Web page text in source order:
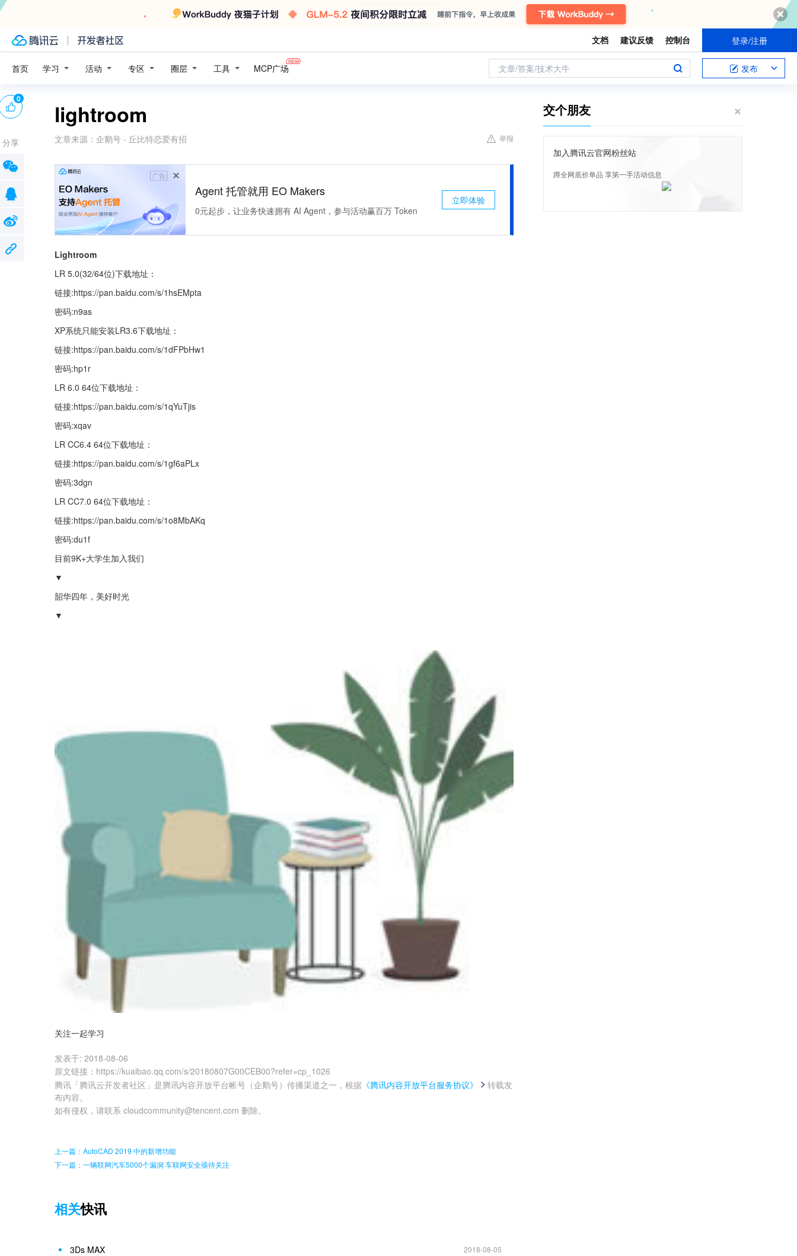
文档 建议反馈 控制台 登录/注册
首页 学习 活动 专区 圈层 工具 MCP广场 文章/答案/技术大牛 发布
lightroom
文章来源： 企鹅号 - 丘比特恋爱有招 举报
广告
Agent 托管就用 EO Makers
0元起步，让业务快速拥有 AI Agent，参与活动赢百万 Token
立即体验
Lightroom
LR 5.0(32/64位)下载地址：
链接:https://pan.baidu.com/s/1hsEMpta
密码:n9as
XP系统只能安装LR3.6下载地址：
链接:https://pan.baidu.com/s/1dFPbHw1
密码:hp1r
LR 6.0 64位下载地址：
链接:https://pan.baidu.com/s/1qYuTjis
密码:xqav
LR CC6.4 64位下载地址：
链接:https://pan.baidu.com/s/1gf6aPLx
密码:3dgn
LR CC7.0 64位下载地址：
链接:https://pan.baidu.com/s/1o8MbAKq
密码:du1f
目前9K+大学生加入我们
▼
韶华四年，美好时光
▼
关注一起学习
发表于: 2018-08-06
原文链接 ： https://kuaibao.qq.com/s/20180807G00CEB00?refer=cp_1026
腾讯「腾讯云开发者社区」是腾讯内容开放平台帐号（企鹅号）传播渠道之一，根据 《腾讯内容开放平台服务协议》
转载发
布内容。
如有侵权，请联系 cloudcommunity@tencent.com 删除。
0
分享
上一篇：AutoCAD 2019 中的新增功能
下一篇：一辆联网汽车5000个漏洞 车联网安全亟待关注
相关快讯
3Ds MAX 2018-08-05
交个朋友
加入腾讯云官网粉丝站
蹲全网底价单品 享第一手活动信息